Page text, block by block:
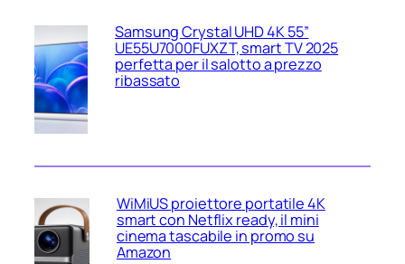
Samsung Crystal UHD 4K 55”
UE55U7000FUXZT, smart TV 2025
perfetta per il salotto a prezzo
ribassato
WiMiUS proiettore portatile 4K
smart con Netflix ready, il mini
cinema tascabile in promo su
Amazon